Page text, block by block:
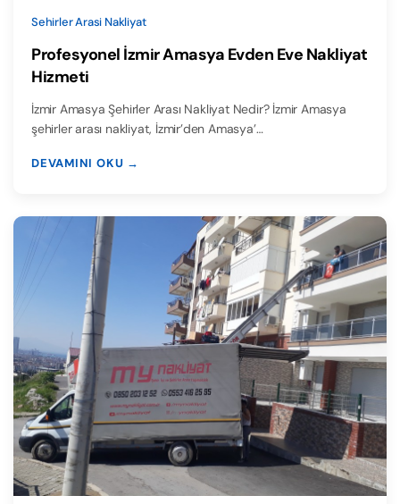
Sehirler Arasi Nakliyat
Profesyonel İzmir Amasya Evden Eve Nakliyat
Hizmeti
İzmir Amasya Şehirler Arası Nakliyat Nedir? İzmir Amasya
şehirler arası nakliyat, İzmir’den Amasya’…
DEVAMINI OKU →